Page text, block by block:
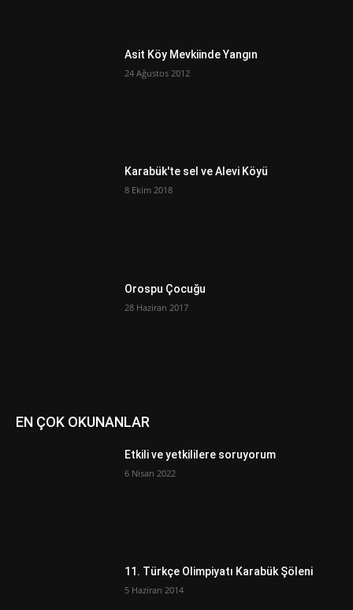
Asit Köy Mevkiinde Yangın
24 Ağustos 2012
Karabük'te sel ve Alevi Köyü
8 Ekim 2018
Orospu Çocuğu
28 Haziran 2017
EN ÇOK OKUNANLAR
Etkili ve yetkililere soruyorum
6 Nisan 2022
11. Türkçe Olimpiyatı Karabük Şöleni
5 Haziran 2014